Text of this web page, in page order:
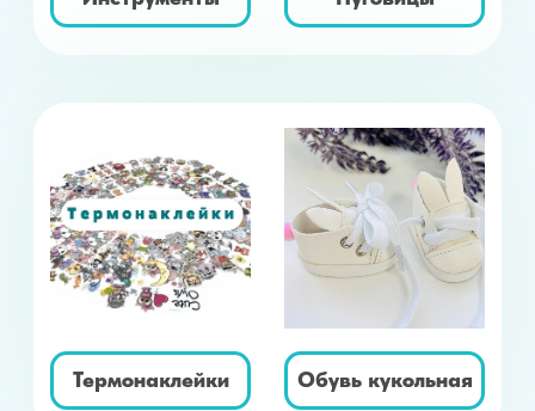
Распродажа Подарочные
сертификаты